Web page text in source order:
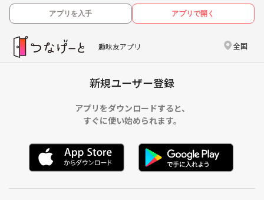
アプリを入手 アプリで開く
趣味友アプリ 全国
新規ユーザー登録
アプリをダウンロードすると、
すぐに使い始められます。